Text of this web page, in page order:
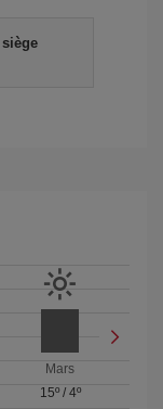
Mars
15º/ 4º